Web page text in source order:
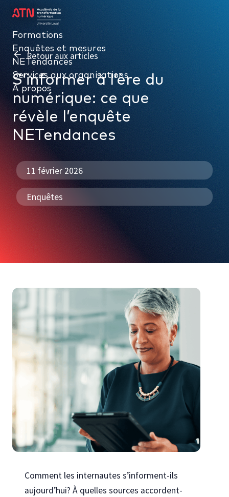
Retour aux articles
S’informer à l’ère du
numérique: ce que
révèle l’enquête
NETendances
11 février 2026
Enquêtes
Comment les internautes s’informent-ils
aujourd’hui? À quelles sources accordent-
Formations
Enquêtes et mesures
NETendances
Services aux organisations
À propos
Formations
Enquêtes et mesures
NETendances
Services aux organisations
À propos